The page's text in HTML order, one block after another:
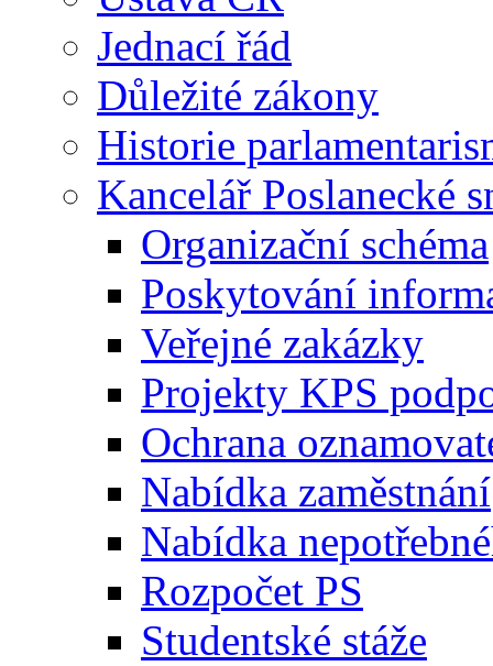
Jednací řád
Důležité zákony
Historie
Kancelář Poslanecké
Organizační schéma
Poskytování
Veřejné zakázky
Projekty KPS
Ochrana
Nabídka zaměstnání
Nabídka
Rozpočet PS
Studentské stáže